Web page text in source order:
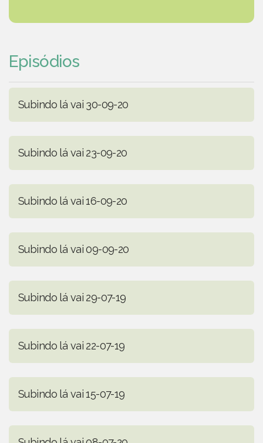
Episódios
Subindo lá vai 30-09-20
Subindo lá vai 23-09-20
Subindo lá vai 16-09-20
Subindo lá vai 09-09-20
Subindo lá vai 29-07-19
Subindo lá vai 22-07-19
Subindo lá vai 15-07-19